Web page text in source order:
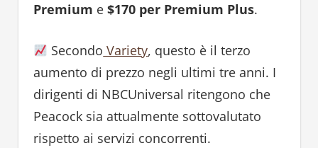
Premium e $170 per Premium Plus.
Secondo Variety, questo è il terzo
aumento di prezzo negli ultimi tre anni. I
dirigenti di NBCUniversal ritengono che
Peacock sia attualmente sottovalutato
rispetto ai servizi concorrenti.